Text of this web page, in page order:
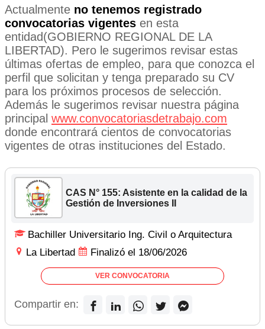
Actualmente no tenemos registrado
convocatorias vigentes en esta
entidad(GOBIERNO REGIONAL DE LA
LIBERTAD). Pero le sugerimos revisar estas
últimas ofertas de empleo, para que conozca el
perfil que solicitan y tenga preparado su CV
para los próximos procesos de selección.
Además le sugerimos revisar nuestra página
principal www.convocatoriasdetrabajo.com
donde encontrará cientos de convocatorias
vigentes de otras instituciones del Estado.
CAS N° 155: Asistente en la calidad de la
Gestión de Inversiones II
Bachiller Universitario Ing. Civil o Arquitectura
La Libertad
Finalizó el 18/06/2026
VER CONVOCATORIA
Compartir en: